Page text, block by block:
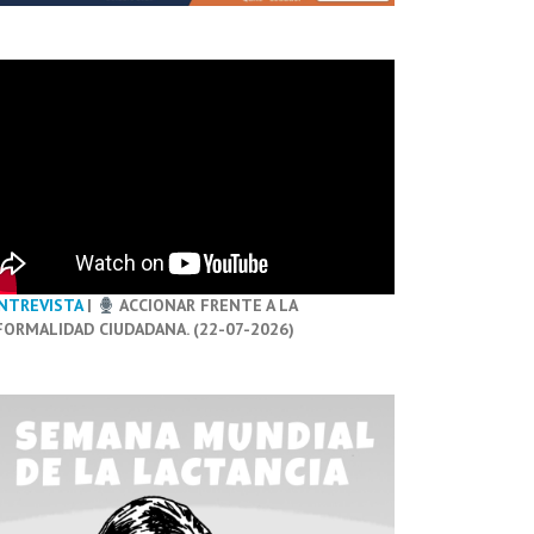
|
ACCIONAR FRENTE A LA
CIUDADANA. (22-07-2026)